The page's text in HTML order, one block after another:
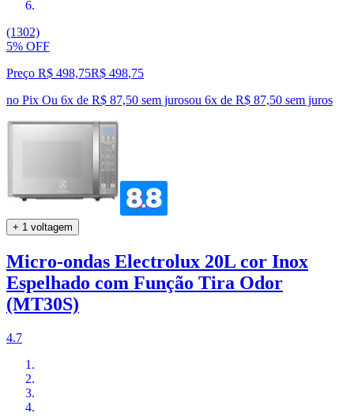
(1302)
5% OFF
Preço R$ 498,75R$ 498,75
no Pix Ou 6x de R$ 87,50 sem jurosou 6x de R$ 87,50 sem juros
+ 1 voltagem
Micro-ondas Electrolux 20L cor Inox
Espelhado com Função Tira Odor
(MT30S)
4.7